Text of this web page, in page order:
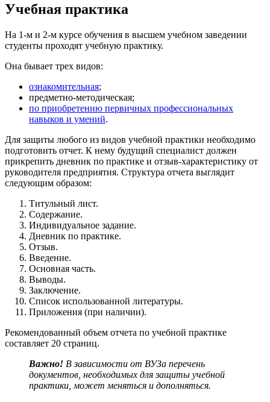
Учебная практика
На 1-м и 2-м курсе обучения в высшем учебном заведении
студенты проходят учебную практику.
Она бывает трех видов:
ознакомительная;
предметно-методическая;
по приобретению первичных профессиональных
навыков и умений.
Для защиты любого из видов учебной практики необходимо
подготовить отчет. К нему будущий специалист должен
прикрепить дневник по практике и отзыв-характеристику от
руководителя предприятия. Структура отчета выглядит
следующим образом:
Титульный лист.
Содержание.
Индивидуальное задание.
Дневник по практике.
Отзыв.
Введение.
Основная часть.
Выводы.
Заключение.
Список использованной литературы.
Приложения (при наличии).
Рекомендованный объем отчета по учебной практике
составляет 20 страниц.
Важно! В зависимости от ВУЗа перечень
документов, необходимых для защиты учебной
практики, может меняться и дополняться.